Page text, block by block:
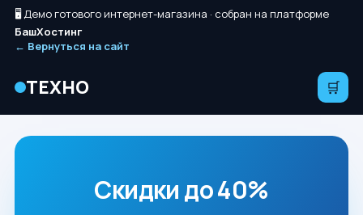
🖥️ Демо готового интернет-магазина · собран на платформе
БашХостинг
← Вернуться на сайт
ТЕХНО 🛒
Скидки до 40%